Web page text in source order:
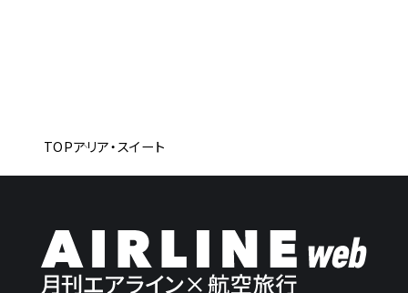
TOPアリア・スイート